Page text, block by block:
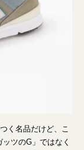
く名品だけど、こ
ツのG」ではなく